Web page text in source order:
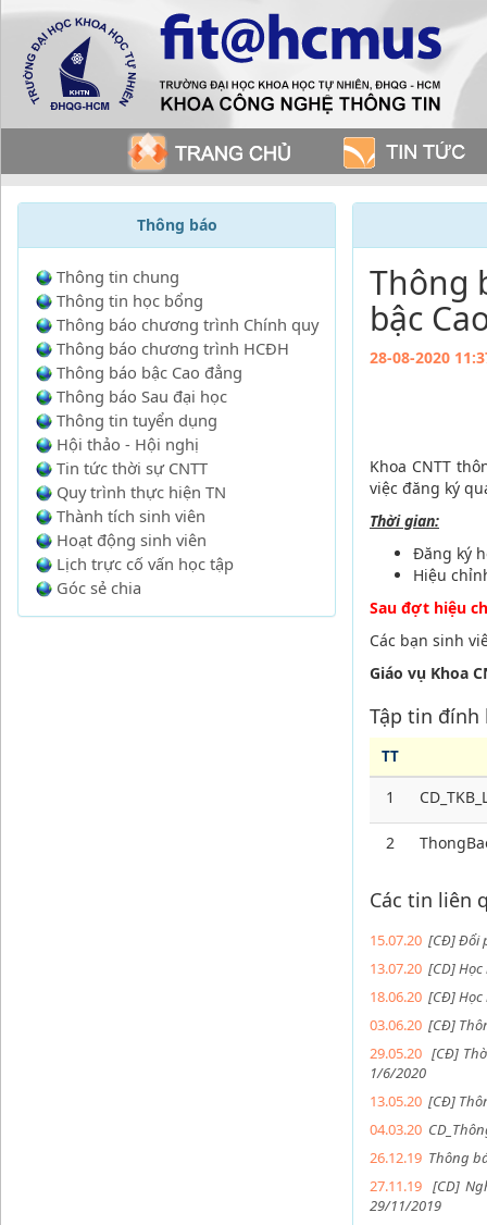
Thông báo
Thông tin chung
Thông tin học bổng
Thông báo chương trình Chính quy
Thông báo chương trình HCĐH
Thông báo bậc Cao đẳng
Thông báo Sau đại học
Thông tin tuyển dụng
Hội thảo - Hội nghị
Tin tức thời sự CNTT
Quy trình thực hiện TN
Thành tích sinh viên
Hoạt động sinh viên
Lịch trực cố vấn học tập
Góc sẻ chia
Thông
bậc
28-08-2020
Khoa CNTT
việc đăng ký
Thời gian:
Đăng ký
Hiệu
Sau đợt hiệu
Các bạn sinh
Giáo vụ Khoa
Tập tin đính
TT
1
2
Các tin liên
15.07.20 [CĐ] Đổi
13.07.20 [CD]
18.06.20 [CĐ] Học
03.06.20 [CĐ]
29.05.20 [CĐ]
1/6/2020
13.05.20 [CĐ]
04.03.20
26.12.19 Thông
27.11.19 [CD]
29/11/2019